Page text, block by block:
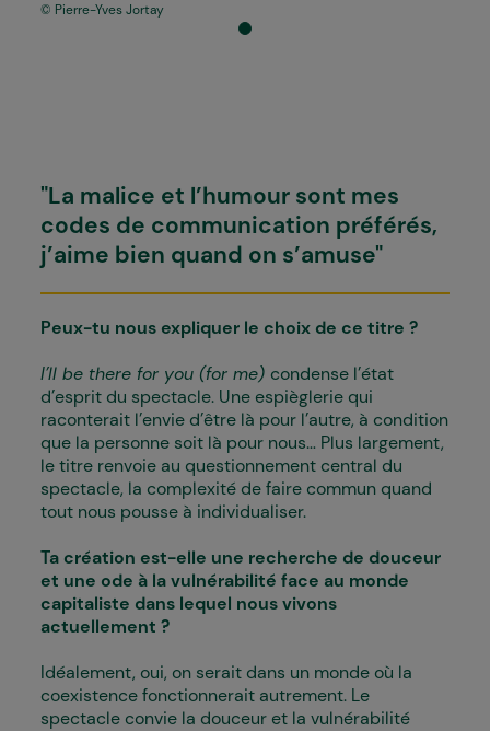
Pierre-Yves Jortay
"La malice et l’humour sont mes
codes de communication préférés,
j’aime bien quand on s’amuse"
Peux-tu nous expliquer le choix de ce titre ?
I’ll be there for you (for me) condense l’état
d’esprit du spectacle. Une espièglerie qui
raconterait l’envie d’être là pour l’autre, à condition
que la personne soit là pour nous... Plus largement,
le titre renvoie au questionnement central du
spectacle, la complexité de faire commun quand
tout nous pousse à individualiser.
Ta création est-elle une recherche de douceur
et une ode à la vulnérabilité face au monde
capitaliste dans lequel nous vivons
actuellement ?
Idéalement, oui, on serait dans un monde où la
coexistence fonctionnerait autrement. Le
spectacle convie la douceur et la vulnérabilité